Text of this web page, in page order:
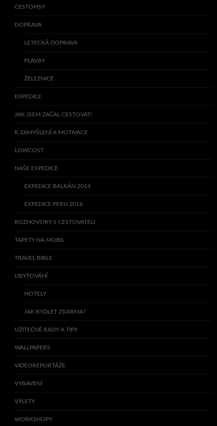
CESTOPISY
DOPRAVA
LETECKÁ DOPRAVA
PLAVBY
ŽELEZNICE
EXPEDICE
JAK JSEM ZAČAL CESTOVAT!
K ZAMYŠLENÍ A MOTIVACE
LOWCOST
NAŠE EXPEDICE
EXPEDICE BALKÁN 2014
EXPEDICE PERU 2016
ROZHOVORY S CESTOVATELI
TAPETY NA MOBIL
TRAVEL BIBLE
UBYTOVÁNÍ
HOTELY
JAK BYDLET ZDARMA?
UŽITEČNÉ RADY A TIPY
WALLPAPERS
VIDEOREPORTÁŽE
VYBAVENÍ
VÝLETY
WORKSHOPY